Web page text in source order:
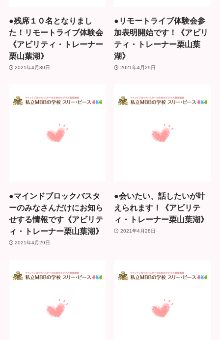
●残席１０名となりまし
た！リモートライブ体験会
《アビリティ・トレーナー
栗山葉湖》
2021年4月30日
●リモートライブ体験会参
加表明開始です！《アビリ
ティ・トレーナー栗山葉
湖》
2021年4月29日
●マインドブロックバスタ
ーのみなさんだけにお知ら
せする情報です《アビリテ
ィ・トレーナー栗山葉湖》
2021年4月29日
●会いたい、話したいが叶
えられます！《アビリテ
ィ・トレーナー栗山葉湖》
2021年4月28日